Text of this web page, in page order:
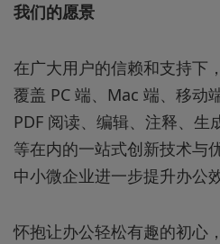
我们的愿景
在广大用户的信赖和支持下
覆盖 PC 端、Mac 端、移动
PDF 阅读、编辑、注释、
等在内的一站式创新技术与
中小微企业进一步提升办公
怀抱让办公轻松有趣的初心